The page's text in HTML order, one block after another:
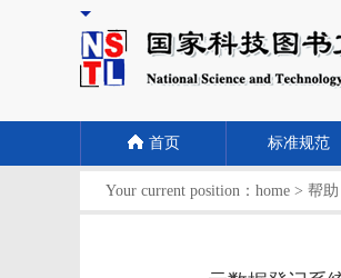
首页 标准规范
Your current position： home > 帮助